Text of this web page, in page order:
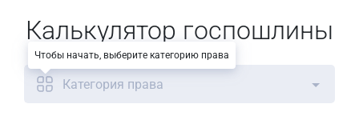
Калькулятор госпошлины
Категория права
Чтобы начать, выберите категорию права